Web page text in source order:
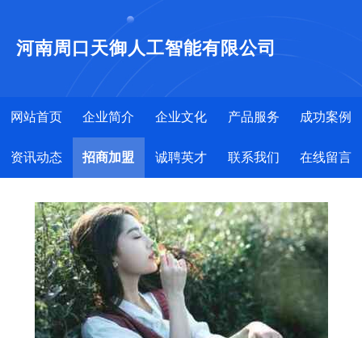
河南周口天御人工智能有限公司
网站首页 企业简介 企业文化 产品服务 成功案例
资讯动态 招商加盟 诚聘英才 联系我们 在线留言